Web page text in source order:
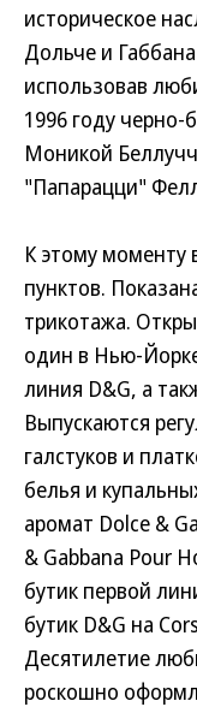
историческое
Дольче и
использовав
1996 году
Моникой
"Папарацци"
К этому моменту
пунктов.
трикотажа.
один в Нью-
линия D&G, а
Выпускаются
галстуков и
белья и
аромат Dolce &
& Gabbana Pour
бутик первой
бутик D&G на
Десятилетие
роскошно